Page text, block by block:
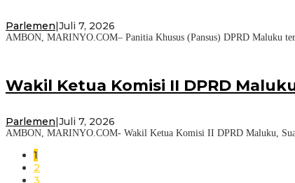
Parlemen|Juli 7, 2026
AMBON, MARINYO.COM– Panitia Khusus (Pansus) DPRD Maluku
Wakil Ketua Komisi II DPRD
Parlemen Juli 7, 2026
AMBON, MARINYO.COM- Wakil Ketua Komisi II DPRD Maluku,
1
2